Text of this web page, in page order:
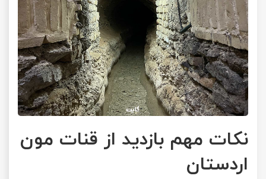
نکات مهم بازدید از قنات مون
اردستان